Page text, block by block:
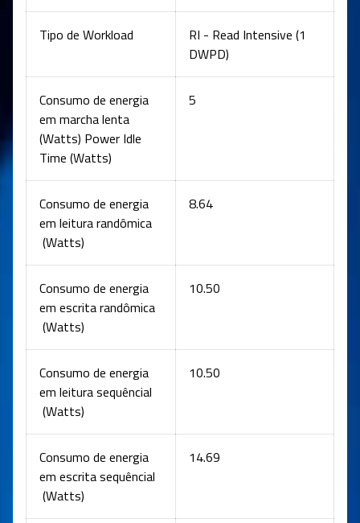
Tipo de Workload
RI - Read Intensive (1
DWPD)
Consumo de energia
em marcha lenta
(Watts) Power Idle
Time (Watts)
5
Consumo de energia
em leitura randômica
(Watts)
8.64
Consumo de energia
em escrita randômica
(Watts)
10.50
Consumo de energia
em leitura sequêncial
(Watts)
10.50
Consumo de energia
em escrita sequêncial
(Watts)
14.69